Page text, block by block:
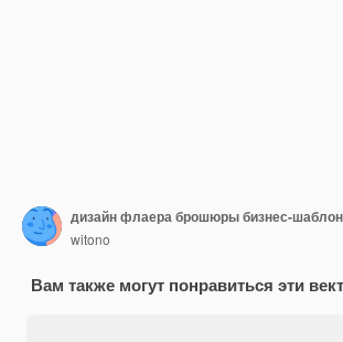
witono
Вам также могут понравиться эти